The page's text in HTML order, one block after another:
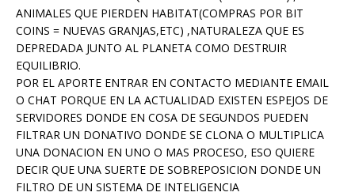
ANIMALES QUE PIERDEN HABITAT(COMPRAS POR BIT
COINS = NUEVAS GRANJAS,ETC) ,NATURALEZA QUE ES
DEPREDADA JUNTO AL PLANETA COMO DESTRUIR
EQUILIBRIO.
POR EL APORTE ENTRAR EN CONTACTO MEDIANTE EMAIL
O CHAT PORQUE EN LA ACTUALIDAD EXISTEN ESPEJOS DE
SERVIDORES DONDE EN COSA DE SEGUNDOS PUEDEN
FILTRAR UN DONATIVO DONDE SE CLONA O MULTIPLICA
UNA DONACION EN UNO O MAS PROCESO, ESO QUIERE
DECIR QUE UNA SUERTE DE SOBREPOSICION DONDE UN
FILTRO DE UN SISTEMA DE INTELIGENCIA